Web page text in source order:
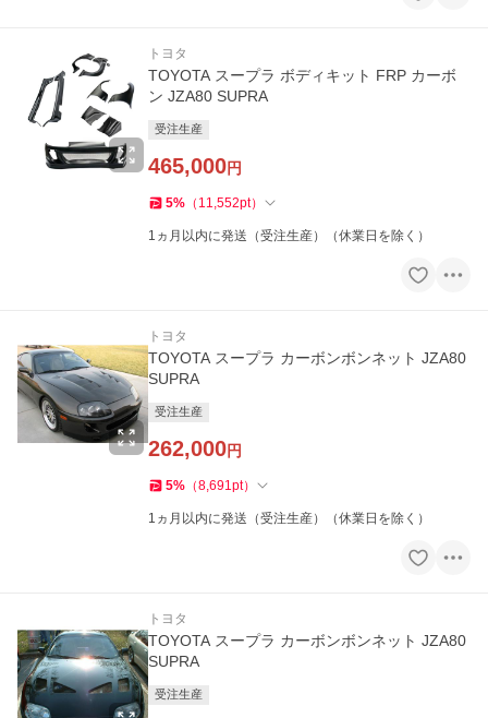
トヨタ
TOYOTA スープラ ボディキット FRP カーボ
ン JZA80 SUPRA
受注生産
465,000円
5% （ 11,552pt）
1ヵ月以内に発送（受注生産）（休業日を除く）
トヨタ
TOYOTA スープラ カーボンボンネット JZA80
SUPRA
受注生産
262,000円
5% （8,691pt）
1ヵ月以内に発送（受注生産）（休業日を除く）
トヨタ
TOYOTA スープラ カーボンボンネット JZA80
SUPRA
受注生産